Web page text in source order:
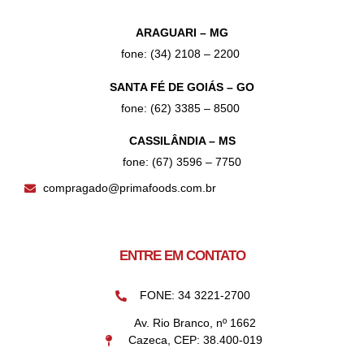
ARAGUARI – MG
fone: (34) 2108 – 2200
SANTA FÉ DE GOIÁS – GO
fone: (62) 3385 – 8500
CASSILÂNDIA – MS
fone: (67) 3596 – 7750
compragado@primafoods.com.br
ENTRE EM CONTATO
FONE: 34 3221-2700
Av. Rio Branco, nº 1662
Cazeca, CEP: 38.400-019